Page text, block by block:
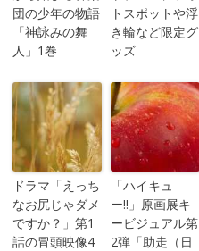
団の少年の物語
「神詠みの舞
人」1巻
トスポットや浮
き輪など限定グ
ッズ
ドラマ「えっち
なお尻じゃダメ
ですか？」第1
話の冒頭映像4
「ハイキュ
ー!!」原画展キ
ービジュアル第
2弾「助走（日